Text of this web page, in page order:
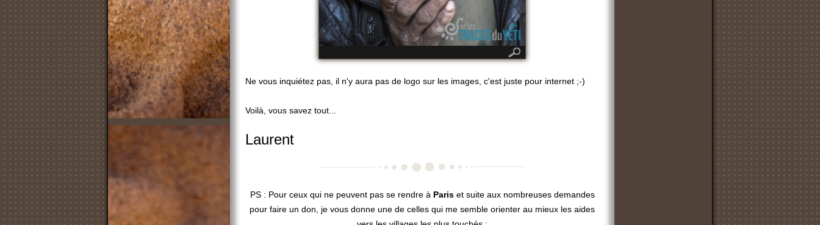
Ne vous inquiétez pas, il n'y aura pas de logo sur les images, c'est juste pour internet ;-)
Voilà, vous savez tout...
Laurent
PS : Pour ceux qui ne peuvent pas se rendre à Pariset suite aux nombreuses demandes
pour faire un don, je vous donne une de celles qui me semble orienter au mieux les aides